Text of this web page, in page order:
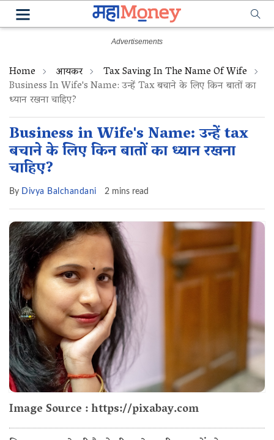
Home आयकर Tax Saving In The Name Of Wife
Business In Wife's Name: उन्हें Tax बचाने के लिए किन बातों का
ध्यान रखना चाहिए?
Business in Wife's Name: उन्हें tax
बचाने के लिए किन बातों का ध्यान रखना
चाहिए?
By Divya Balchandani 2 mins read
Image Source : https://pixabay.com